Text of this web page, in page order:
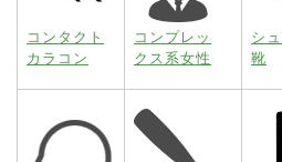
コンタクト
カラコン
コンプレッ
クス系女性
シ
靴